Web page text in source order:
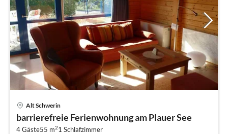
Alt Schwerin
barrierefreie Ferienwohnung am Plauer See
4 Gäste55 m21 Schlafzimmer